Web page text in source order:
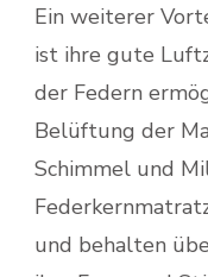
Ein weiterer
ist ihre gute
der Federn
Belüftung der
Schimmel und
und behalten